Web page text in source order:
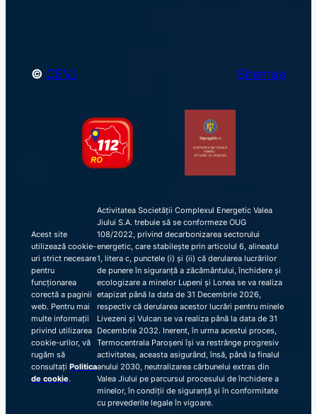
© CEVJ Sitemap
Acest site
utilizează cookie-
uri strict necesare
pentru
funcționarea
corectă a paginii
web. Pentru mai
multe informații
privind utilizarea
cookie-urilor, vă
rugăm să
consultați Politica
de cookie.
Activitatea Societății Complexul Energetic Valea
Jiului S.A. trebuie să se conformeze OUG
108/2022, privind decarbonizarea sectorului
energetic, care stabilește prin articolul 6, alineatul
1, litera c, punctele (i) și (ii) că derularea lucrărilor
de punere în siguranță a zăcământului, închidere și
ecologizare a minelor Lupeni și Lonea se va realiza
etapizat până la data de 31 Decembrie 2026,
respectiv că derularea acestor lucrări pentru minele
Livezeni și Vulcan se va realiza până la data de 31
Decembrie 2032. Inerent, în urma acestui proces,
Termocentrala Paroșeni își va restrânge progresiv
activitatea, aceasta asigurând, însă, până la finalul
anului 2030, neutralizarea cărbunelui extras din
Valea Jiului pe parcursul procesului de închidere a
minelor, în condiții de siguranță și în conformitate
cu prevederile legale în vigoare.